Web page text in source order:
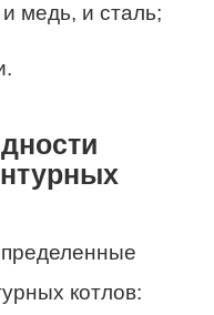
медь, и сталь;
котлов: